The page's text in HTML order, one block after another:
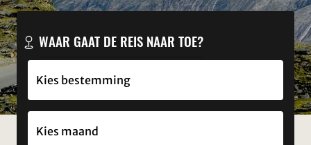
WAAR GAAT DE REIS NAAR TOE?